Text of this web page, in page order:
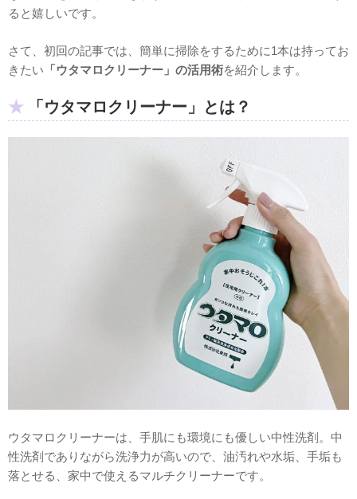
ると嬉しいです。
さて、初回の記事では、簡単に掃除をするために1本は持ってお
きたい 「ウタマロクリーナー」の活用術を紹介します。
「ウタマロクリーナー」とは？
ウタマロクリーナーは、手肌にも環境にも優しい中性洗剤。中
性洗剤でありながら洗浄力が高いので、油汚れや水垢、手垢も
落とせる、家中で使えるマルチクリーナーです。